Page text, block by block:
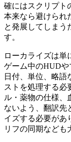
確にはスクリプト
本来なら避けられ
と発展してしまう
す。
ローカライズは単
ゲーム中のHUD
日付、単位、略語
ストを処理する必
ル・薬物の仕様、
ないよう、翻訳先
イズする必要があ
リフの同期なども